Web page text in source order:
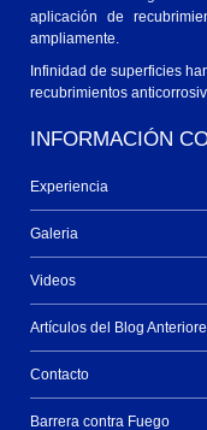
aplicación de
ampliamente.
Infinidad de superficies
recubrimientos
INFORMACIÓN
Experiencia
Galeria
Videos
Artículos del Blog
Contacto
Barrera contra Fuego